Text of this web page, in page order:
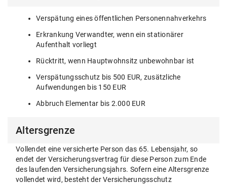
Verspätung eines öffentlichen Personennahverkehrs
Erkrankung Verwandter, wenn ein stationärer
Aufenthalt vorliegt
Rücktritt, wenn Hauptwohnsitz unbewohnbar ist
Verspätungsschutz bis 500 EUR, zusätzliche
Aufwendungen bis 150 EUR
Abbruch Elementar bis 2.000 EUR
Altersgrenze
Vollendet eine versicherte Person das 65. Lebensjahr, so
endet der Versicherungsvertrag für diese Person zum Ende
des laufenden Versicherungsjahrs. Sofern eine Altersgrenze
vollendet wird, besteht der Versicherungsschutz